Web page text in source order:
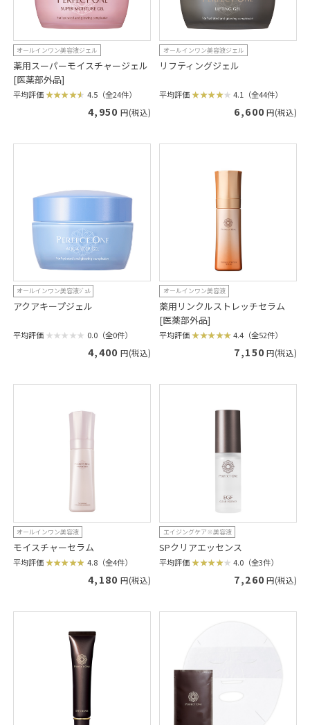
オールインワン美容液ジェル
薬用スーパーモイスチャージェル
[医薬部外品]
平均評価 4.5（全24件）
4,950 円(税込)
オールインワン美容液ジェル
リフティングジェル
平均評価 4.1（全44件）
6,600 円(税込)
オールインワン美容液ｼﾞｪﾙ
アクアキープジェル
平均評価 0.0（全0件）
4,400 円(税込)
オールインワン美容液
薬用リンクルストレッチセラム
[医薬部外品]
平均評価 4.4（全52件）
7,150 円(税込)
オールインワン美容液
モイスチャーセラム
平均評価 4.8（全4件）
4,180 円(税込)
エイジングケア※美容液
SPクリアエッセンス
平均評価 4.0（全3件）
7,260 円(税込)